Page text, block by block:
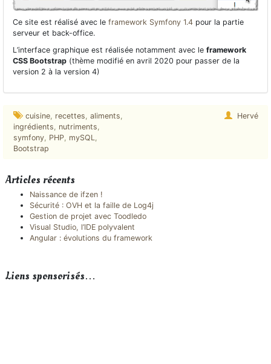
Ce site est réalisé avec le framework Symfony 1.4 pour la partie
serveur et back-office.
L’interface graphique est réalisée notamment avec le framework
CSS Bootstrap (thème modifié en avril 2020 pour passer de la
version 2 à la version 4)
cuisine, recettes aliments
ingrédients
nutriments
symfony, PHP, mySQL
Bootstrap
Hervé
Articles récents
Naissance de ifzen !
Sécurité : OVH et la faille de Log4j
Gestion de projet avec Toodledo
Visual Studio, l’IDE polyvalent
Angular : évolutions du framework
Liens sponsorisés…